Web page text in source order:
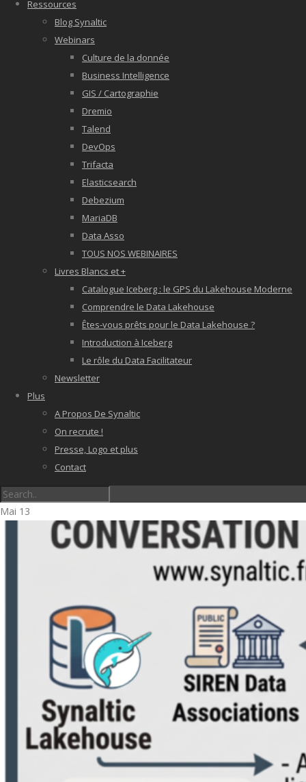
Ressources
Blog Synaltic
Webinars
Culture de la donnée
Business Intelligence
GIS / Cartographie
Dremio
Talend
DevOps
Trifacta
Elasticsearch
Debezium
MariaDB
Data Asso
TOUS NOS WEBINAIRES
Livres Blancs et +
Catalogue Iceberg : le GPS du Lakehouse Moderne
Comprendre le Data Lakehouse
Êtes-vous prêts pour le Data Lakehouse ?
Introduction à Iceberg
Le rôle du Data Facilitateur
Newsletter
Plus
A Propos De Synaltic
On recrute !
Presse, Logo et plus
Contact
Mai 13